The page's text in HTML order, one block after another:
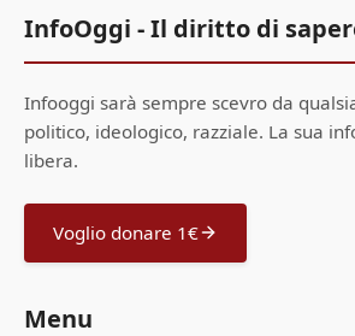
InfoOggi - Il diritto di
Infooggi sarà sempre scevro da
politico, ideologico, razziale. La sua
libera.
Voglio donare 1€
Menu